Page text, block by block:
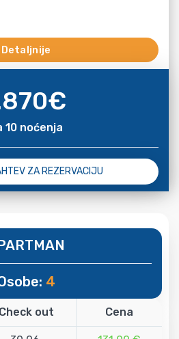
Detaljnije
€
10 noćenja
ZA REZERVACIJU
4
Check out Cena